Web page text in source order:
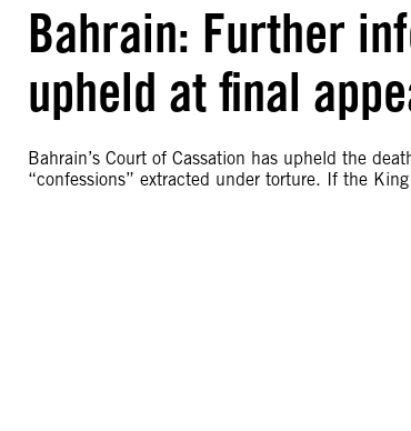
Bahrain: Further
upheld at final
Bahrain’s Court of Cassation has upheld the
“confessions” extracted under torture. If the